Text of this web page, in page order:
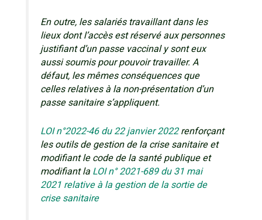
En outre, les salariés travaillant dans les
lieux dont l’accès est réservé aux personnes
justifiant d’un passe vaccinal y sont eux
aussi soumis pour pouvoir travailler. A
défaut, les mêmes conséquences que
celles relatives à la non-présentation d’un
passe sanitaire s’appliquent.
LOI n°2022-46 du 22 janvier 2022renforçant
les outils de gestion de la crise sanitaire et
modifiant le code de la santé publique et
modifiant la LOI n° 2021-689 du 31 mai
2021 relative à la gestion de la sortie de
crise sanitaire